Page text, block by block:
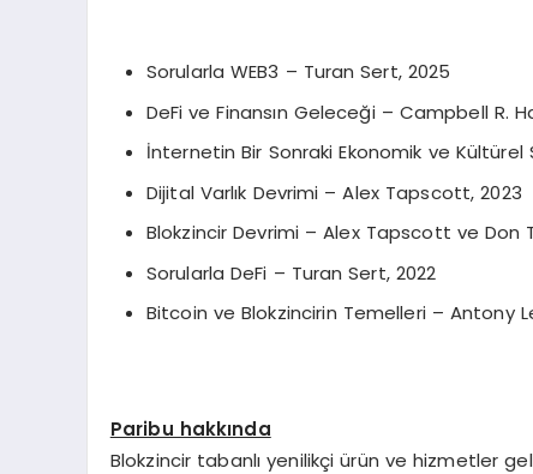
Sorularla WEB3 – Turan Sert, 2025
DeFi ve Finansın Geleceği – Campbell R.
İnternetin Bir Sonraki Ekonomik ve Kültürel
Dijital Varlık Devrimi – Alex Tapscott, 2023
Blokzincir Devrimi – Alex Tapscott ve Don
Sorularla DeFi – Turan Sert, 2022
Bitcoin ve Blokzincirin Temelleri – Antony
Paribu hakkında
Blokzincir tabanlı yenilikçi ürün ve hizmetler